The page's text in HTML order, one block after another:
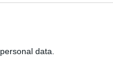
data.
3 5 10